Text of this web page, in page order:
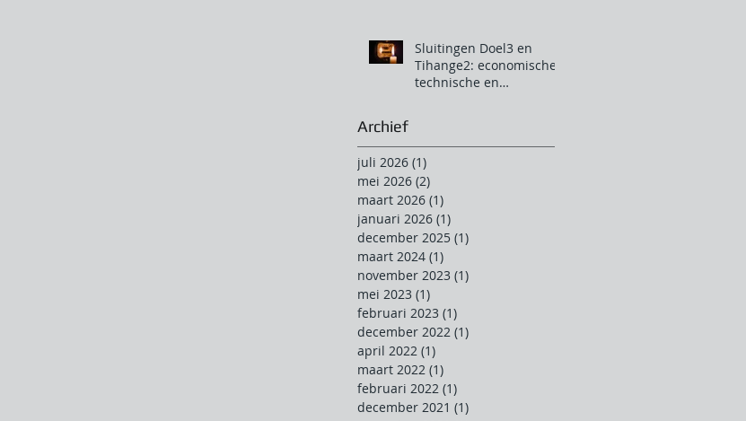
Sluitingen Doel3 en
Tihange2: economische,
technische en
Archief
juli 2026 (1)
mei 2026 (2)
maart 2026 (1)
januari 2026 (1)
december 2025 (1)
maart 2024 (1)
november 2023 (1)
mei 2023 (1)
februari 2023 (1)
december 2022 (1)
april 2022 (1)
maart 2022 (1)
februari 2022 (1)
december 2021 (1)